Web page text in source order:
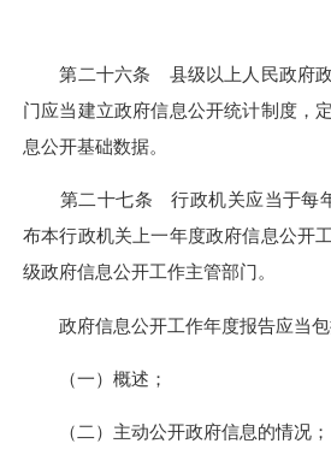
第二十六条 县级以上人民政府政
门应当建立政府信息公开统计制度，
息公开基础数据。
第二十七条 行政机关应当于每年
布本行政机关上一年度政府信息公开
级政府信息公开工作主管部门。
政府信息公开工作年度报告应当包
（一）概述；
（二）主动公开政府信息的情况；